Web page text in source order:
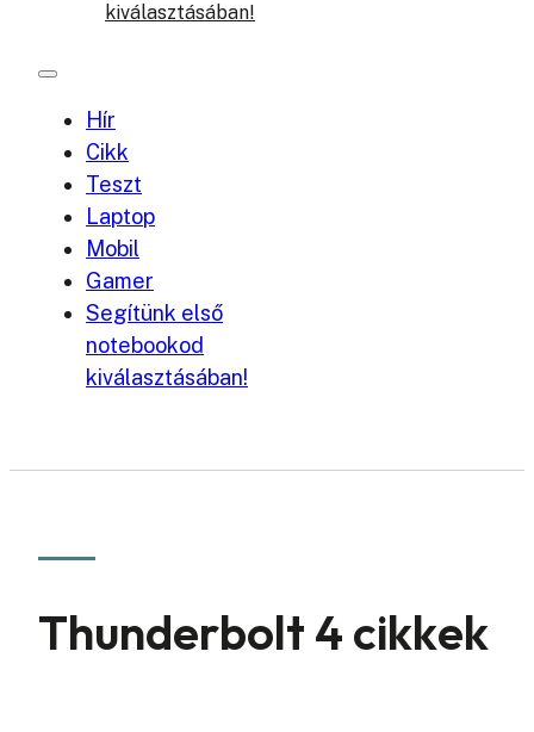
kiválasztásában!
Hír
Cikk
Teszt
Laptop
Mobil
Gamer
Segítünk első
notebookod
kiválasztásában!
Thunderbolt 4 cikkek